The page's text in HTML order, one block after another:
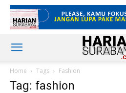
Home Tags Fashion
Tag: fashion